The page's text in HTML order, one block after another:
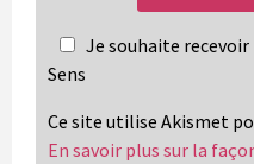
Je souhaite
Sens
Ce site utilise Akismet
En savoir plus sur la